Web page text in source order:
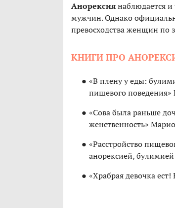
Анорексиянаблюдается
мужчин. Однако
превосходства женщин по
КНИГИ ПРО
«В плену у еды:
пищевого
«Сова была раньше
женственность»
«Расстройство
анорексией,
«Храбрая девочка